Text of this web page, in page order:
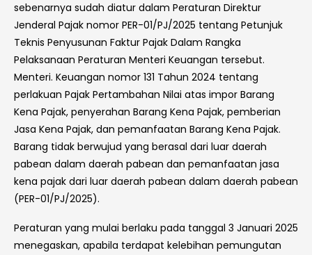
sebenarnya sudah diatur dalam Peraturan Direktur
Jenderal Pajak nomor PER-01/PJ/2025 tentang Petunjuk
Teknis Penyusunan Faktur Pajak Dalam Rangka
Pelaksanaan Peraturan Menteri Keuangan tersebut.
Menteri. Keuangan nomor 131 Tahun 2024 tentang
perlakuan Pajak Pertambahan Nilai atas impor Barang
Kena Pajak, penyerahan Barang Kena Pajak, pemberian
Jasa Kena Pajak, dan pemanfaatan Barang Kena Pajak.
Barang tidak berwujud yang berasal dari luar daerah
pabean dalam daerah pabean dan pemanfaatan jasa
kena pajak dari luar daerah pabean dalam daerah pabean
(PER-01/PJ/2025).
Peraturan yang mulai berlaku pada tanggal 3 Januari 2025
menegaskan, apabila terdapat kelebihan pemungutan